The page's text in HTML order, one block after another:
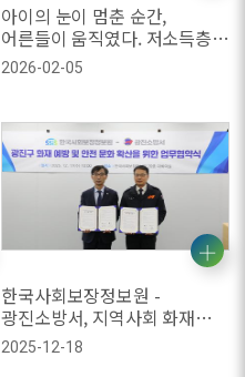
아이의 눈이 멈춘 순간,
어른들이 움직였다. 저소득층
아동·청소년 눈 의료비 지원
협력
2026-02-05
한국사회보장정보원 -
광진소방서, 지역사회 화재
예방 및 안전 문화 확산을 위한
업무협약 체결
2025-12-18